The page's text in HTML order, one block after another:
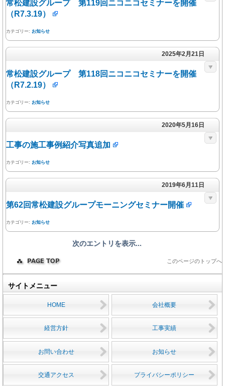
常松建設グループ 第119回ニコニコセミナーを開催
（R7.3.19）
カテゴリー: お知らせ
2025年2月21日
常松建設グループ 第118回ニコニコセミナーを開催
（R7.2.19）
カテゴリー: お知らせ
2020年5月16日
工事の施工事例紹介写真追加
カテゴリー: お知らせ
2019年6月11日
第62回常松建設グループモーニングセミナー開催
カテゴリー: お知らせ
次のエントリを表示...
このページのトップへ
サイトメニュー
HOME 会社概要
経営方針 工事実績
お問い合わせ お知らせ
交通アクセス プライバシーポリシー